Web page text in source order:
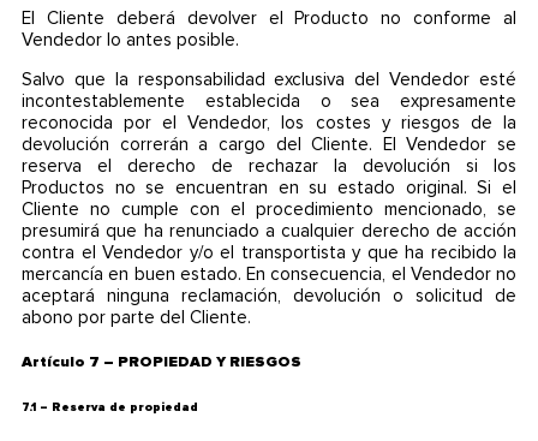
El Cliente deberá devolver el Producto no conforme al
Vendedor lo antes posible.
Salvo que la responsabilidad exclusiva del Vendedor esté
incontestablemente establecida o sea expresamente
reconocida por el Vendedor, los costes y riesgos de la
devolución correrán a cargo del Cliente. El Vendedor se
reserva el derecho de rechazar la devolución si los
Productos no se encuentran en su estado original. Si el
Cliente no cumple con el procedimiento mencionado, se
presumirá que ha renunciado a cualquier derecho de acción
contra el Vendedor y/o el transportista y que ha recibido la
mercancía en buen estado. En consecuencia, el Vendedor no
aceptará ninguna reclamación, devolución o solicitud de
abono por parte del Cliente.
Artículo 7 – PROPIEDAD Y RIESGOS
7.1 – Reserva de propiedad